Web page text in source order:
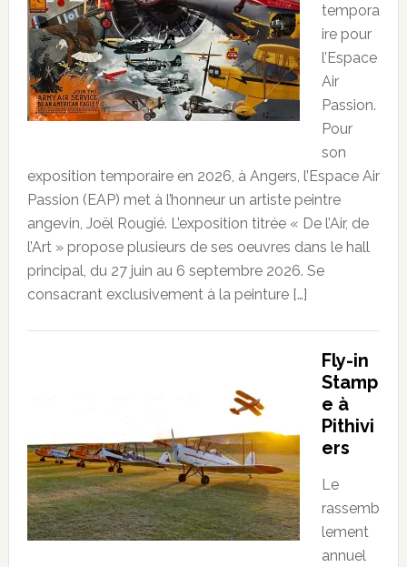
tempora
ire pour
l’Espace
Air
Passion.
Pour
son
exposition temporaire en 2026, à Angers, l’Espace Air
Passion (EAP) met à l’honneur un artiste peintre
angevin, Joël Rougié. L’exposition titrée « De l’Air, de
l’Art » propose plusieurs de ses oeuvres dans le hall
principal, du 27 juin au 6 septembre 2026. Se
consacrant exclusivement à la peinture […]
Fly-in
Stamp
e à
Pithivi
ers
Le
rassemb
lement
annuel